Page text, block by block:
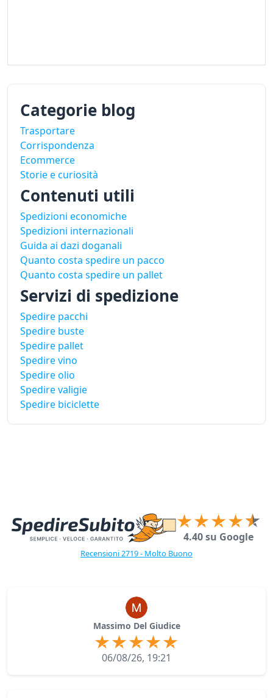
Categorie blog
Trasportare
Corrispondenza
Ecommerce
Storie e curiosità
Contenuti utili
Spedizioni economiche
Spedizioni internazionali
Guida ai dazi doganali
Quanto costa spedire un pacco
Quanto costa spedire un pallet
Servizi di spedizione
Spedire pacchi
Spedire buste
Spedire pallet
Spedire vino
Spedire olio
Spedire valigie
Spedire biciclette
4.40 su Google
Recensioni 2719 - Molto Buono
Massimo Del Giudice
06/08/26, 19:21